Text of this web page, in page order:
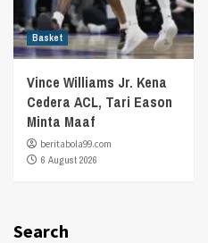
Basket
Vince Williams Jr. Kena
Cedera ACL, Tari Eason
Minta Maaf
beritabola99.com
6 August 2026
Search